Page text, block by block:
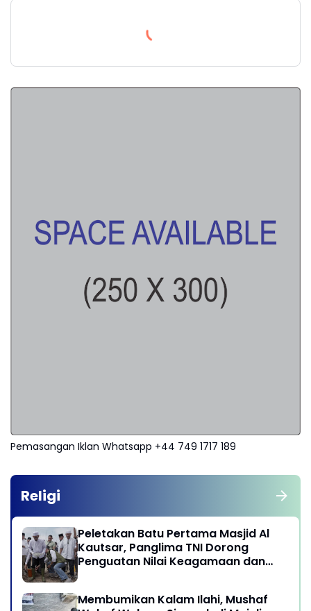
Pemasangan Iklan Whatsapp +44 749 1717 189
Religi
Peletakan Batu Pertama Masjid Al
Kautsar, Panglima TNI Dorong
Penguatan Nilai Keagamaan dan
Membumikan Kalam Ilahi, Mushaf